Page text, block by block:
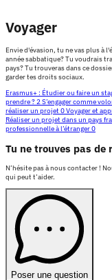
Voyager
Envie d'évasion, tu ne vas plus à
année sabbatique? Tu voudrais
pays? Tu trouveras dans ce
garder tes droits sociaux.
Erasmus+ : Étudier ou faire un
prendre ?2S’engager comme
réaliser un projet 0Voyager et
Réaliser un projet dans un pays
professionnelle à l’étranger0
Tu ne trouves pas de
N’hésite pas à nous contacter !
qui peut t’aider.
Poser une question